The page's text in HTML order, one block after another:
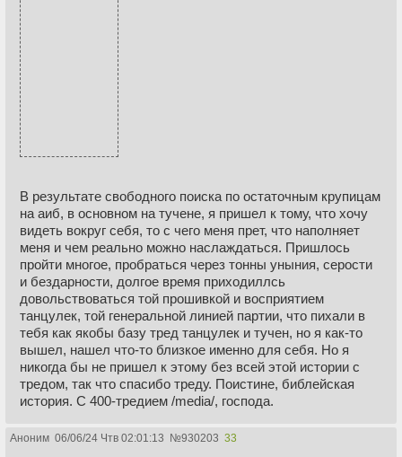
В результате свободного поиска по остаточным крупицам
на аиб, в основном на тучене, я пришел к тому, что хочу
видеть вокруг себя, то с чего меня прет, что наполняет
меня и чем реально можно наслаждаться. Пришлось
пройти многое, пробраться через тонны уныния, серости
и бездарности, долгое время приходиллсь
довольствоваться той прошивкой и восприятием
танцулек, той генеральной линией партии, что пихали в
тебя как якобы базу тред танцулек и тучен, но я как-то
вышел, нашел что-то близкое именно для себя. Но я
никогда бы не пришел к этому без всей этой истории с
тредом, так что спасибо треду. Поистине, библейская
история. С 400-тредием /media/, господа.
Аноним 06/06/24 Чтв 02:01:13 №930203 33